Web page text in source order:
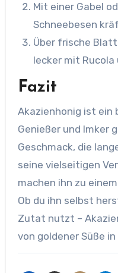
Mit einer Gabel
Schneebesen
Über frische
lecker mit
Fazit
Akazienhonig ist ein
Genießer und Imker
Geschmack, die
seine vielseitigen
machen ihn zu
Ob du ihn selbst
Zutat nutzt –
von goldener Süße